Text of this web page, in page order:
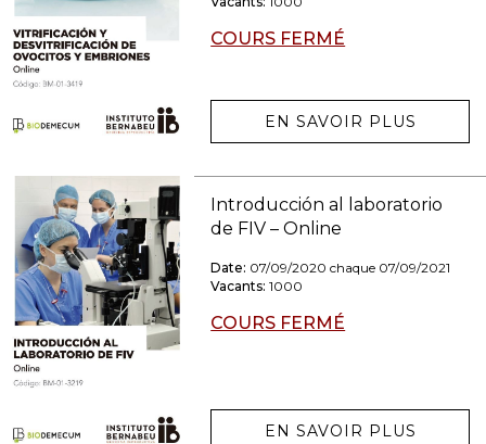
COURS FERMÉ
EN SAVOIR PLUS
Introducción al laboratorio
de FIV – Online
Date: 07/09/2020 chaque 07/09/2021
Vacants: 1000
COURS FERMÉ
EN SAVOIR PLUS